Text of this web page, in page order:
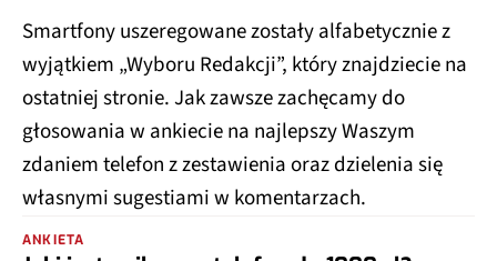
Smartfony uszeregowane zostały alfabetycznie z
wyjątkiem „Wyboru Redakcji”, który znajdziecie na
ostatniej stronie. Jak zawsze zachęcamy do
głosowania w ankiecie na najlepszy Waszym
zdaniem telefon z zestawienia oraz dzielenia się
własnymi sugestiami w komentarzach.
ANKIETA